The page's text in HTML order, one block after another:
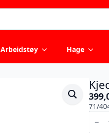
Arbeidstøy Hage
71/
Kjede